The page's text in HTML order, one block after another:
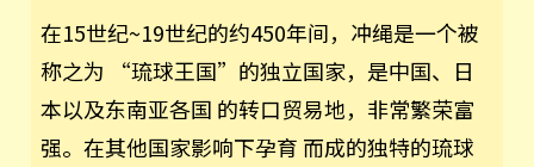
在15世纪~19世纪的约450年间，冲绳是一个被
称之为 “琉球王国”的独立国家，是中国、日
本以及东南亚各国 的转口贸易地，非常繁荣富
强。在其他国家影响下孕育 而成的独特的琉球